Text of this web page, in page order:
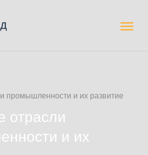
промышленности и их развитие
отрасли
и их